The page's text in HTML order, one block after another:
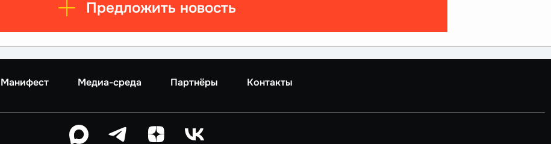
Предложить новость
Манифест Медиа-среда Партнёры Контакты